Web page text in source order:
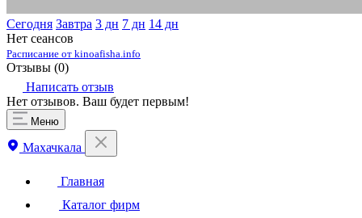
Сегодня Завтра 3 дн 7 дн 14 дн
Нет сеансов
Расписание от kinoafisha.info
Отзывы (0)
Написать отзыв
Нет отзывов. Ваш будет первым!
Меню
Махачкала
Главная
Каталог фирм